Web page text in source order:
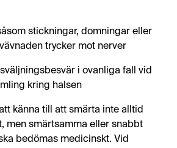
stickningar, domningar eller
trycker mot nerver
i ovanliga fall vid
kring halsen
känna till att smärta inte alltid
men smärtsamma eller snabbt
bedömas medicinskt. Vid